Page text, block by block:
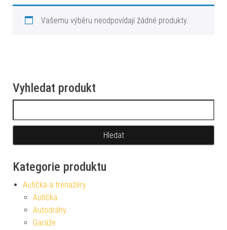
Vašemu výběru neodpovídají žádné produkty.
Vyhledat produkt
Kategorie produktu
Autíčka a trenažéry
Autíčka
Autodráhy
Garáže